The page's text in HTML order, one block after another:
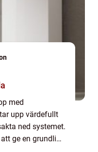
med
upp värdefullt
ned systemet.
ge en grundlig